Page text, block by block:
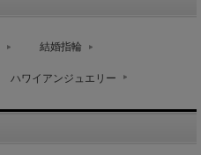
結婚指輪
ハワイアンジュエリー